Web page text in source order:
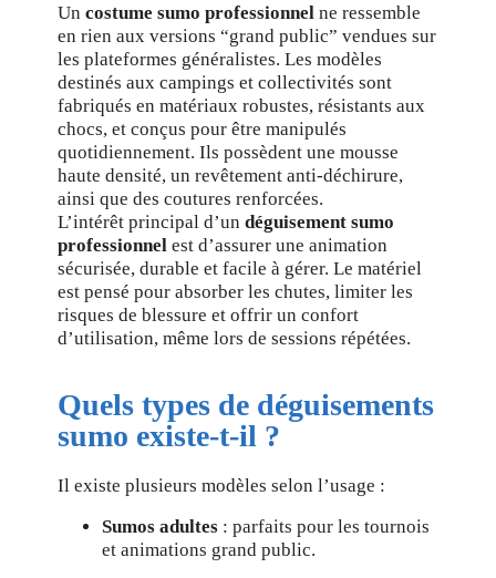
Uncostume sumo professionnel ne ressemble
en rien aux versions “grand public” vendues sur
les plateformes généralistes. Les modèles
destinés aux campings et collectivités sont
fabriqués en matériaux robustes, résistants aux
chocs, et conçus pour être manipulés
quotidiennement. Ils possèdent une mousse
haute densité, un revêtement anti-déchirure,
ainsi que des coutures renforcées.
L’intérêt principal d’undéguisement sumo
professionnel est d’assurer une animation
sécurisée, durable et facile à gérer. Le matériel
est pensé pour absorber les chutes, limiter les
risques de blessure et offrir un confort
d’utilisation, même lors de sessions répétées.
Quels types de déguisements
sumo existe-t-il ?
Il existe plusieurs modèles selon l’usage :
Sumos adultes : parfaits pour les tournois
et animations grand public.